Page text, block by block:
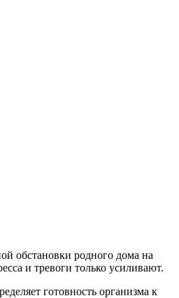
обстановки родного дома на
и тревоги только усиливают.
готовность организма к